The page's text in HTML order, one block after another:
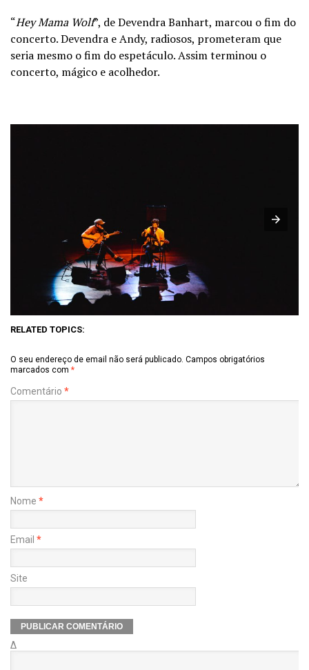
“Hey Mama Wolf”, de Devendra Banhart, marcou o fim do
concerto. Devendra e Andy, radiosos, prometeram que
seria mesmo o fim do espetáculo. Assim terminou o
concerto, mágico e acolhedor.
RELATED TOPICS:
O seu endereço de email não será publicado. Campos obrigatórios
marcados com *
Comentário *
Nome *
Email *
Site
Δ